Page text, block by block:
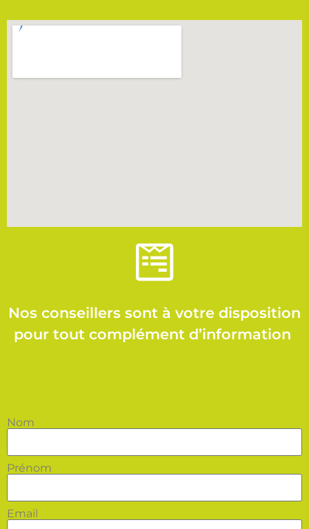
Nos conseillers sont à votre disposition
pour tout complément d’information
Nom
Prénom
Email